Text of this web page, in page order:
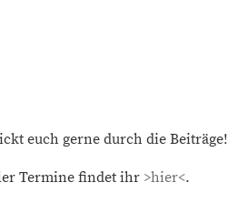
euch gerne durch die Beiträge!
Termine findet ihr >hier<.